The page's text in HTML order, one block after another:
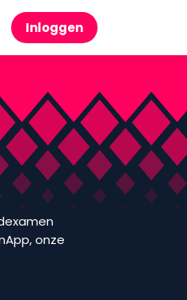
Inloggen
onze